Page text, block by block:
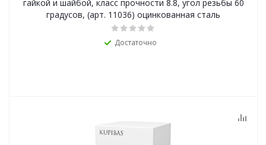
гайкой и шайбой, класс прочности 8.8, угол резьбы 60
градусов, (арт. 11036) оцинкованная сталь
Достаточно